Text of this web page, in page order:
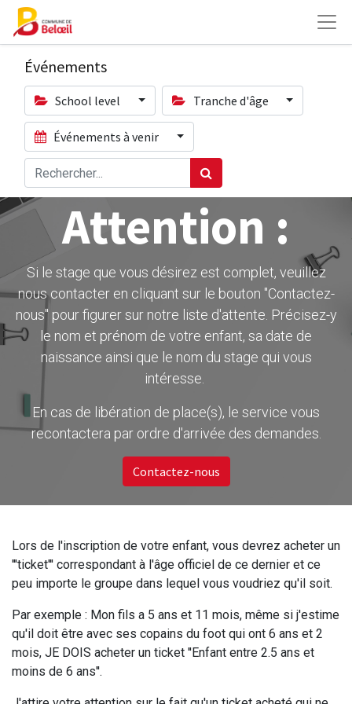
Événements
School level Tranche d'âge
Événements à venir
Attention :
Si le stage que vous désirez est complet, veuillez
nous contacter en cliquant sur le bouton ''Contactez-
nous" pour figurer sur notre liste d'attente. Précisez-y
le nom et prénom de votre enfant, sa date de
naissance ainsi que le nom du stage qui vous
intéresse.
En cas de libération de place(s), le service vous
recontactera par ordre d'arrivée des demandes.
Contactez-nous
Lors de l'inscription de votre enfant, vous devrez acheter un
'''ticket''' correspondant à l'âge officiel de ce dernier et ce
peu importe le groupe dans lequel vous voudriez qu'il soit.
Par exemple : Mon fils a 5 ans et 11 mois, même si j'estime
qu'il doit être avec ses copains du foot qui ont 6 ans et 2
mois, JE DOIS acheter un ticket ''Enfant entre 2.5 ans et
moins de 6 ans''.